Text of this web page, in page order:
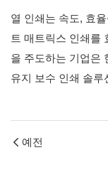
열 인쇄는 속도, 효
트 매트릭스 인쇄를
을 주도하는 기업은
유지 보수 인쇄 솔루
예전